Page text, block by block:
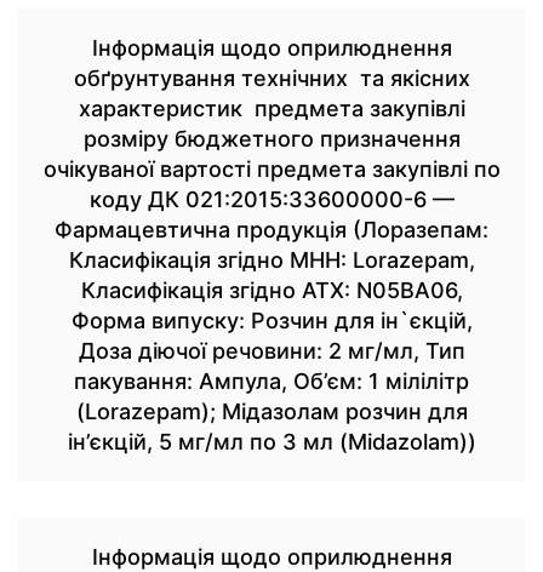
Інформація щодо оприлюднення
обґрунтування технічних та якісних
характеристик предмета закупівлі
розміру бюджетного призначення
очікуваної вартості предмета закупівлі по
коду ДК 021:2015:33600000-6 —
Фармацевтична продукція (Лоразепам:
Класифікація згідно МНН: Lorazepam,
Класифікація згідно АТХ: N05BA06,
Форма випуску: Розчин для ін`єкцій,
Доза діючої речовини: 2 мг/мл, Тип
пакування: Ампула, Об’єм: 1 мілілітр
(Lorazepam); Мідазолам розчин для
ін’єкцій, 5 мг/мл по 3 мл (Midazolam))
Інформація щодо оприлюднення